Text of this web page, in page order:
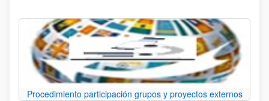
Procedimiento participación grupos y proyectos externos